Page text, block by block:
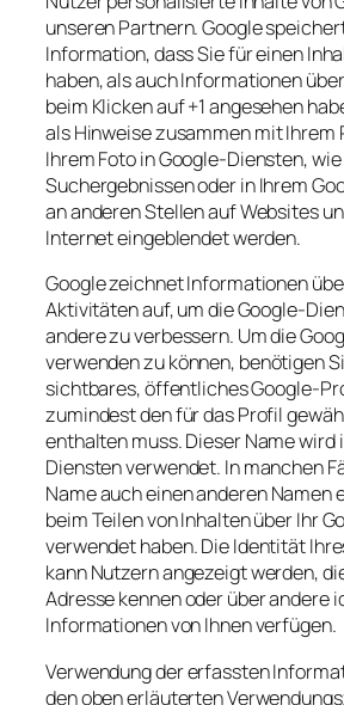
unseren Partnern. Google
Information, dass Sie für einen
haben, als auch Informationen
beim Klicken auf +1 angesehen
als Hinweise zusammen mit Ihrem
Ihrem Foto in Google-Diensten,
Suchergebnissen oder in Ihrem
an anderen Stellen auf Websites
Internet eingeblendet werden.
Google zeichnet Informationen
Aktivitäten auf, um die Google-
andere zu verbessern. Um die
verwenden zu können, benötigen
sichtbares, öffentliches Google-
zumindest den für das Profil
enthalten muss. Dieser Name wird
Diensten verwendet. In manchen
Name auch einen anderen Namen
beim Teilen von Inhalten über Ihr
verwendet haben. Die Identität
kann Nutzern angezeigt werden,
Adresse kennen oder über andere
Informationen von Ihnen verfügen.
Verwendung der erfassten
den oben erläuterten